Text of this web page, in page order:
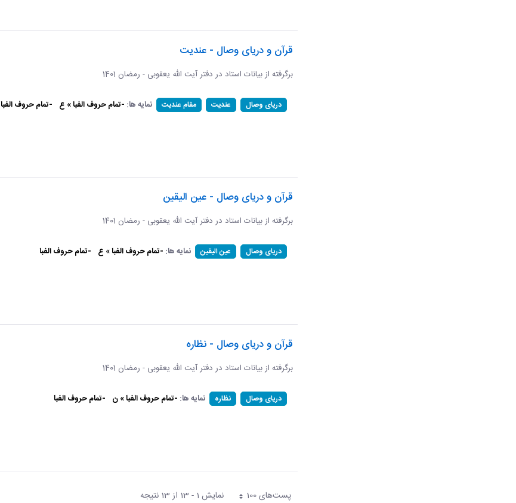
قرآن و دریای وصال - عندیت
برگرفته از بیانات استاد در دفتر آیت الله یعقوبی - رمضان 1401
دریای وصال عندیت مقام عندیت نمایه ها: -تمام حروف الفبا » ع -تمام حروف الفبا
قرآن و دریای وصال - عین الیقین
برگرفته از بیانات استاد در دفتر آیت الله یعقوبی - رمضان 1401
دریای وصال عین الیقین نمایه ها: -تمام حروف الفبا » ع -تمام حروف الفبا
قرآن و دریای وصال - نظاره
برگرفته از بیانات استاد در دفتر آیت الله یعقوبی - رمضان 1401
دریای وصال نظاره نمایه ها: -تمام حروف الفبا » ن -تمام حروف الفبا
پست‌‌های 100هر صفحه نمایش 1 - 13 از 13 نتیجه